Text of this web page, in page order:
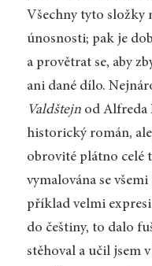
Všechny tyto složky
únosnosti; pak je
a provětrat se, aby
ani dané dílo.
Valdštejnod Alfreda
historický román,
obrovité plátno celé
vymalována se
příklad velmi
do češtiny, to dalo
stěhoval a učil jsem